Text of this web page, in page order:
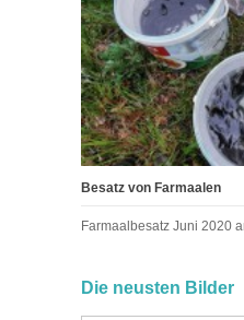
Besatz von Farmaalen
Farmaalbesatz Juni 2020
Die neusten Bilder